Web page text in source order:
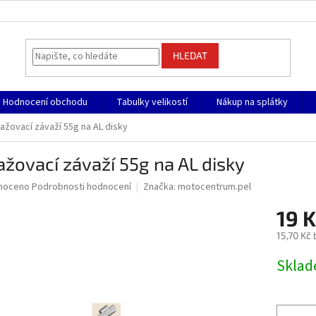
HLEDAT
Hodnocení obchodu Tabulky velikostí Nákup na splátky
závaží 55g na AL disky
závaží 55g na AL disky
Podrobnosti hodnocení Značka: motocentrum.pel
19
15,70 Kč
cena: